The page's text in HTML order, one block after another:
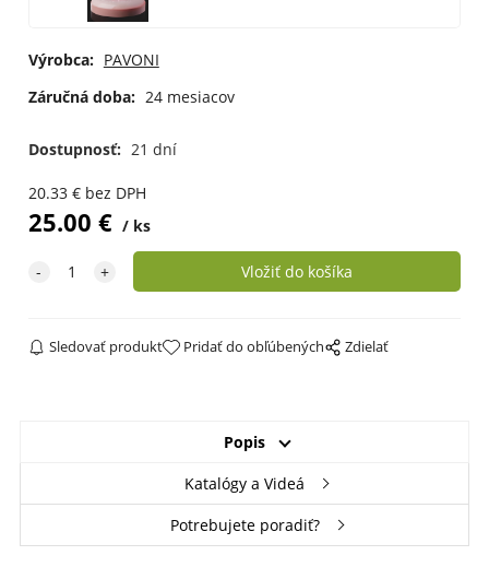
Výrobca: PAVONI
Záručná doba: 24 mesiacov
Dostupnosť: 21 dní
20.33€ bez DPH
25.00 € ks
Sledovať produkt Pridať do obľúbených Zdielať
Popis
Katalógy a Videá
Potrebujete poradiť?